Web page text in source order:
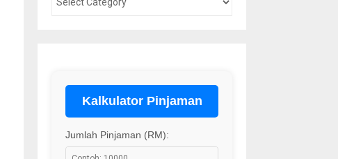
Kalkulator Pinjaman
Jumlah Pinjaman (RM):